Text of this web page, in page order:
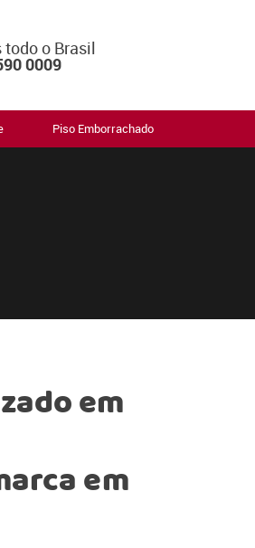
todo o Brasil
0009
Piso Emborrachado
em
em